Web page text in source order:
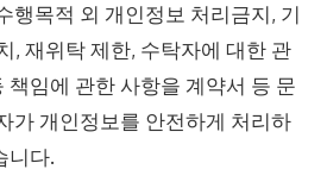
행목적 외 개인정보 처리금지, 기
, 재위탁 제한, 수탁자에 대한 관
책임에 관한 사항을 계약서 등 문
가 개인정보를 안전하게 처리하
니다.